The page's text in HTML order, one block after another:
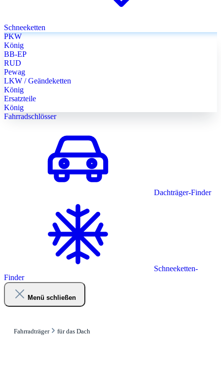
Schneeketten
PKW
König
BB-EP
RUD
Pewag
LKW / Geändeketten
König
Ersatzteile
König
Fahrradschlösser
Dachträger-Finder
Schneeketten-
Finder
Menü schließen
Fahrradträger für das Dach